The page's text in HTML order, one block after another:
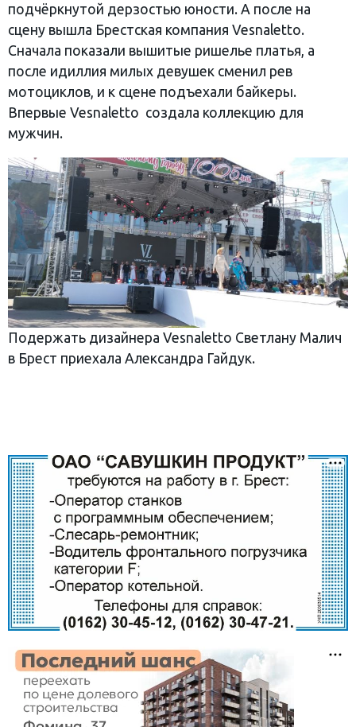
подчёркнутой дерзостью юности. А после на
сцену вышла Брестская компания Vesnaletto.
Сначала показали вышитые ришелье платья, а
после идиллия милых девушек сменил рев
мотоциклов, и к сцене подъехали байкеры.
Впервые Vesnaletto создала коллекцию для
мужчин.
Подержать дизайнера Vesnaletto Светлану Малич
в Брест приехала Александра Гайдук.